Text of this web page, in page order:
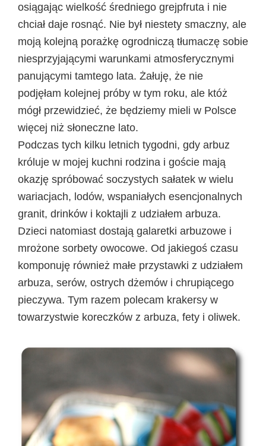
osiągając wielkość średniego grejpfruta i nie
chciał daje rosnąć. Nie był niestety smaczny, ale
moją kolejną porażkę ogrodniczą tłumaczę sobie
niesprzyjającymi warunkami atmosferycznymi
panującymi tamtego lata. Żałuję, że nie
podjęłam kolejnej próby w tym roku, ale któż
mógł przewidzieć, że będziemy mieli w Polsce
więcej niż słoneczne lato.
Podczas tych kilku letnich tygodni, gdy arbuz
króluje w mojej kuchni rodzina i goście mają
okazję spróbować soczystych sałatek w wielu
wariacjach, lodów, wspaniałych esencjonalnych
granit, drinków i koktajli z udziałem arbuza.
Dzieci natomiast dostają galaretki arbuzowe i
mrożone sorbety owocowe. Od jakiegoś czasu
komponuję również małe przystawki z udziałem
arbuza, serów, ostrych dżemów i chrupiącego
pieczywa. Tym razem polecam krakersy w
towarzystwie koreczków z arbuza, fety i oliwek.